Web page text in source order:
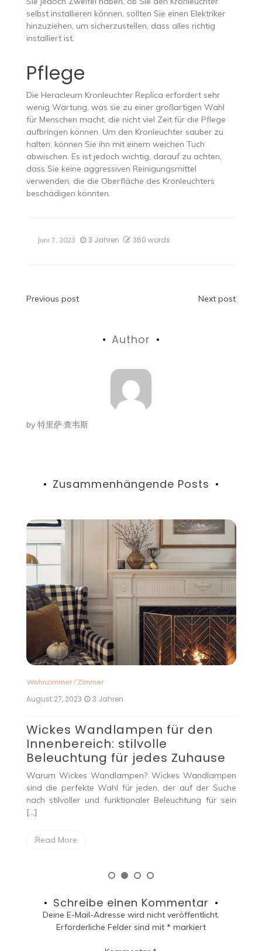
selbst installieren können, sollten Sie einen Elektriker
hinzuziehen, um sicherzustellen, dass alles richtig
installiert ist.
Pflege
Die Heracleum Kronleuchter Replica erfordert sehr
wenig Wartung, was sie zu einer großartigen Wahl
für Menschen macht, die nicht viel Zeit für die Pflege
aufbringen können. Um den Kronleuchter sauber zu
halten, können Sie ihn mit einem weichen Tuch
abwischen. Es ist jedoch wichtig, darauf zu achten,
dass Sie keine aggressiven Reinigungsmittel
verwenden, die die Oberfläche des Kronleuchters
beschädigen könnten.
Juni 7, 2023 3 Jahren 360 words
Beitragsnavigation
Previous post Next post
Author
by 特里萨·查韦斯
Zusammenhängende Posts
für den
Zuhause
Wickes Wandlampen
der auf der Suche
Beleuchtung für sein
August 27, 2023
Taklampa über dem
Küchentisch: Eine
Beleuchtungslösung
Einleitung Die richtige Beleuchtung
großer Bedeutung. Eine moderne
hierfür ist eine Taklampa, also eine
Schreibe einen Kommentar
Deine E-Mail-Adresse wird nicht veröffentlicht.
Erforderliche Felder sind mit * markiert